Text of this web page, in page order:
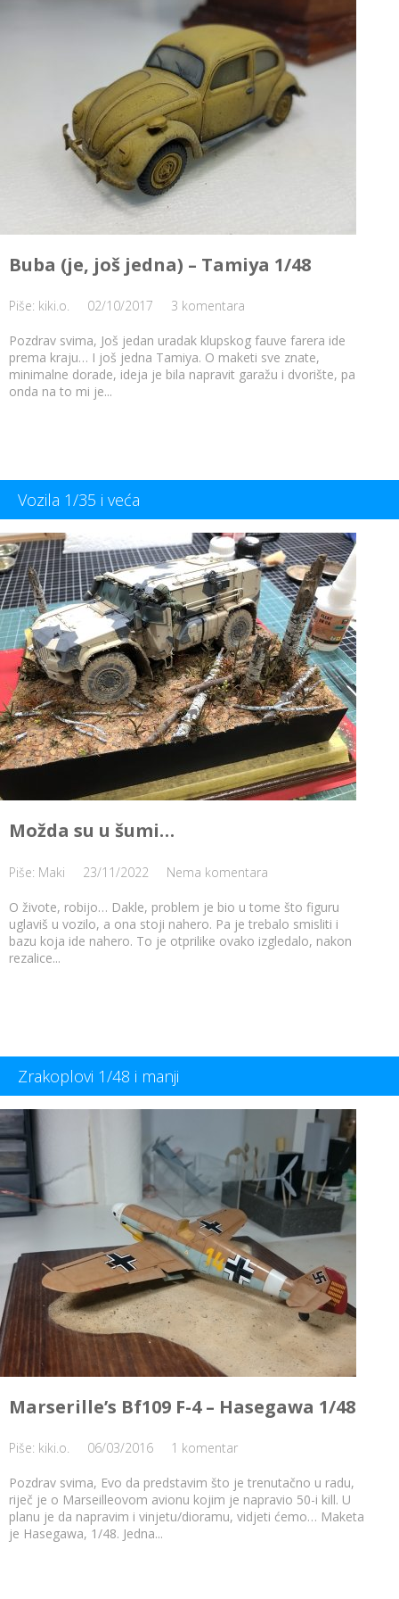
Buba (je, još jedna) – Tamiya 1/48
Piše: kiki.o. 02/10/2017 3 komentara
Pozdrav svima, Još jedan uradak klupskog fauve farera ide
prema kraju… I još jedna Tamiya. O maketi sve znate,
minimalne dorade, ideja je bila napravit garažu i dvorište, pa
onda na to mi je...
Vozila 1/35 i veća
Možda su u šumi…
Piše: Maki 23/11/2022 Nema komentara
O živote, robijo… Dakle, problem je bio u tome što figuru
uglaviš u vozilo, a ona stoji nahero. Pa je trebalo smisliti i
bazu koja ide nahero. To je otprilike ovako izgledalo, nakon
rezalice...
Zrakoplovi 1/48 i manji
Marserille’s Bf109 F-4 – Hasegawa 1/48
Piše: kiki.o. 06/03/2016 1 komentar
Pozdrav svima, Evo da predstavim što je trenutačno u radu,
riječ je o Marseilleovom avionu kojim je napravio 50-i kill. U
planu je da napravim i vinjetu/dioramu, vidjeti ćemo… Maketa
je Hasegawa, 1/48. Jedna...